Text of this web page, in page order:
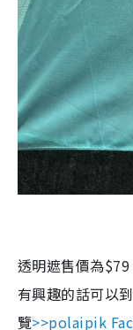
透明遮售價為$79
有興趣的話可以
覽>>polaipik